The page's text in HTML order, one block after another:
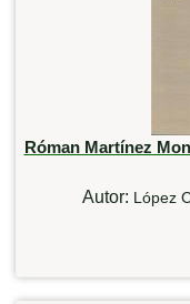
Róman Martínez
Autor: López